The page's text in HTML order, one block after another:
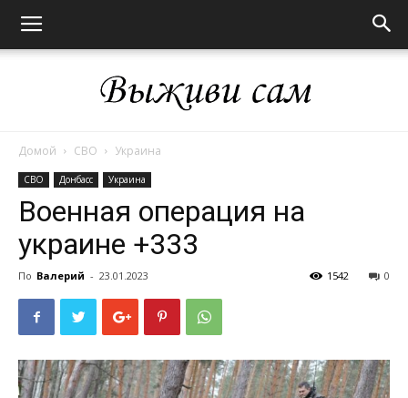
Домой СВО Украина
СВО Донбасс Украина
Военная операция на
украине +333
По Валерий - 23.01.2023 0
1542